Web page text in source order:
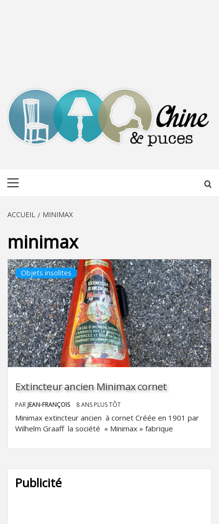
ACCUEIL MINIMAX
minimax
Objets insolites
Extincteur ancien Minimax cornet
PAR JEAN-FRANÇOIS 8 ANS PLUS TÔT
Minimax extincteur ancien à cornet Créée en 1901 par
Wilhelm Graaff la société « Minimax » fabrique
Publicité